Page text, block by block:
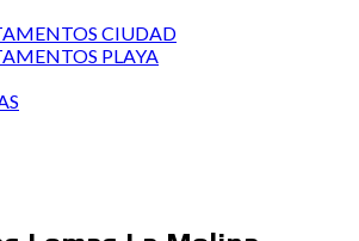
CIUDAD
PLAYA